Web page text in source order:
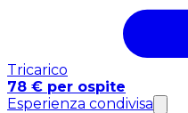
Tricarico
78 € per ospite
Esperienza condivisa